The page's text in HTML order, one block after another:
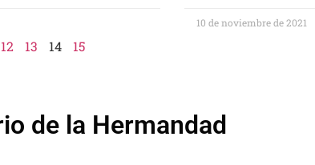
10 de noviembre de 2021
12 13 14 15
de la Hermandad